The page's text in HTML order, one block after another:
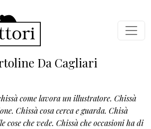
Da Cagliari
come lavora un illustratore. Chissà
Chissà cosa cerca e guarda. Chisà
cose che vede. Chissà che occasioni ha di